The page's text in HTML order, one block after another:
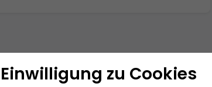
Titel
Einwilligung zu Cookies